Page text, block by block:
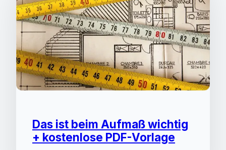
Das ist beim Aufmaß wichtig
+ kostenlose PDF-Vorlage